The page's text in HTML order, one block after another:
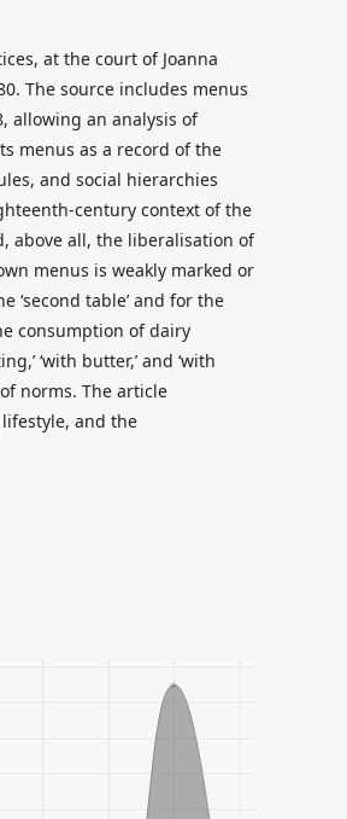
at the court of Joanna
The source includes menus
allowing an analysis of
menus as a record of the
and social hierarchies
century context of the
above all, the liberalisation of
menus is weakly marked or
‘second table’ and for the
consumption of dairy
‘with butter,’ and ‘with
norms. The article
and the